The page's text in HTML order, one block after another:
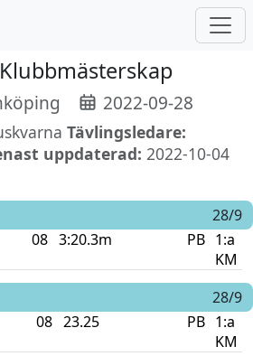
2022-09-28
Tävlingsledare:
uppdaterad: 2022-10-04
28/9
08 3:20.3m PB 1:a
KM
28/9
08 23.25 PB 1:a
KM